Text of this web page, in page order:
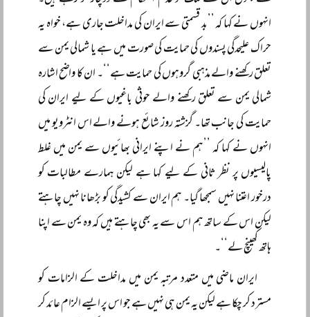
انہوں نے کہا کہ ’’بد قسمتی سے ایران کی مداخلت جاری ہے، خواہ یہ
حراک علیحدگی پسندوں کی حمایت کی صورت میں ہے یا شمالی یمن سے
تعلق رکھنے والے مذہبی گروہوں کی حمایت ہے‘‘۔ ان کا واضح اشارہ
شمالی یمن سے تعلق رکھنے والے حوثی باغیوں کے لیے ایران کی
حمایت کی جانب تھا۔ گزشتہ روز شائع ہونے والے اس انٹرویو میں
انہوں نے کہا کہ ’’ہم نے اپنے ایرانی بھائیوں سے یمن میں غلط
پالیسیوں پر نظر ثانی کے لیے کہا ہے لیکن ہمارے مطالبات کو
درخور اعتنا نہیں سمجھا گیا۔ ہم ایران سے کشیدگی کو بڑھانا نہیں چاہتے
لیکن اس کے ساتھ ہم اس سے یہ بھی چاہتے ہیں کہ وہ یمن سے اپنا
ہاتھ کھینچ لے‘‘۔
ایران ماضی میں متعدد مرتبہ یمن میں مداخلت کے الزامات کو
مسترد کر چکا ہے لیکن یہ یمن ہی نہیں ہے جو اس پر ایسے الزام عائد کر